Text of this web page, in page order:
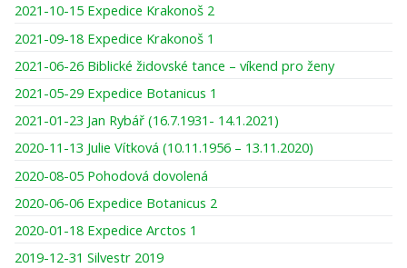
2021-10-15 Expedice Krakonoš 2
2021-09-18 Expedice Krakonoš 1
2021-06-26 Biblické židovské tance – víkend pro ženy
2021-05-29 Expedice Botanicus 1
2021-01-23 Jan Rybář (16.7.1931- 14.1.2021)
2020-11-13 Julie Vítková (10.11.1956 – 13.11.2020)
2020-08-05 Pohodová dovolená
2020-06-06 Expedice Botanicus 2
2020-01-18 Expedice Arctos 1
2019-12-31 Silvestr 2019